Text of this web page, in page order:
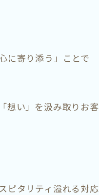
に寄り添う」ことで
想い」を汲み取りお客
ピタリティ溢れる対応